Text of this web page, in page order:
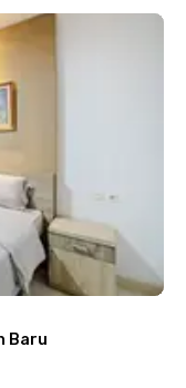
Baru